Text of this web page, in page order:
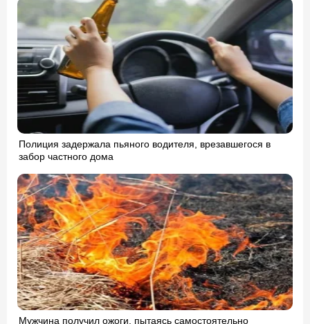
Полиция задержала пьяного водителя, врезавшегося в
забор частного дома
Мужчина получил ожоги, пытаясь самостоятельно